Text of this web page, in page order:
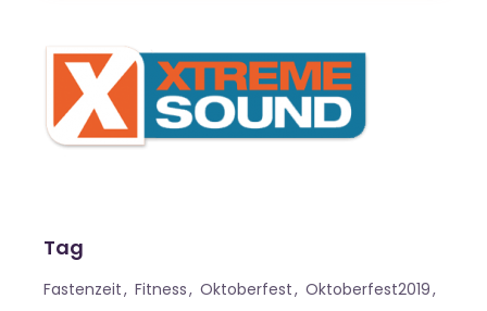
Tag
Fastenzeit Fitness Oktoberfest
Oktoberfest2019